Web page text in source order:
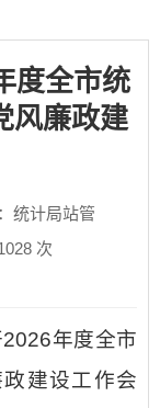
度全市统
风廉政建
统计局站管
次
年度全市
建设工作会